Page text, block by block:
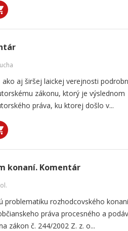
aj širšej laickej verejnosti
zákonu, ktorý je výslednom
práva, ku ktorej došlo v...
konaní. Komentár
problematiku rozhodcovského
práva procesného a
zákon č. 244/2002 Z. z. o...